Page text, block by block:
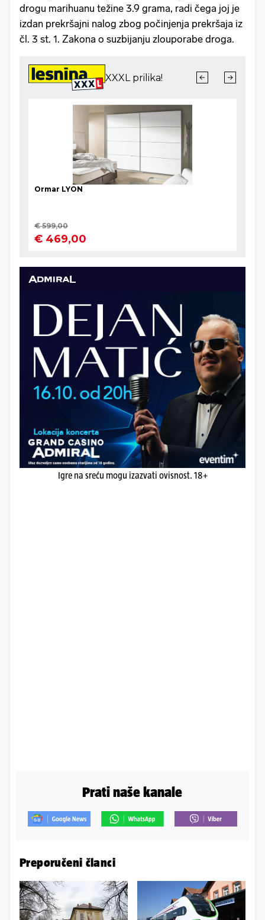
drogu marihuanu težine 3.9 grama, radi čega joj je
izdan prekršajni nalog zbog počinjenja prekršaja iz
čl. 3 st. 1. Zakona o suzbijanju zlouporabe droga.
Igre na sreću mogu izazvati ovisnost. 18+
Prati naše kanale
Preporučeni članci